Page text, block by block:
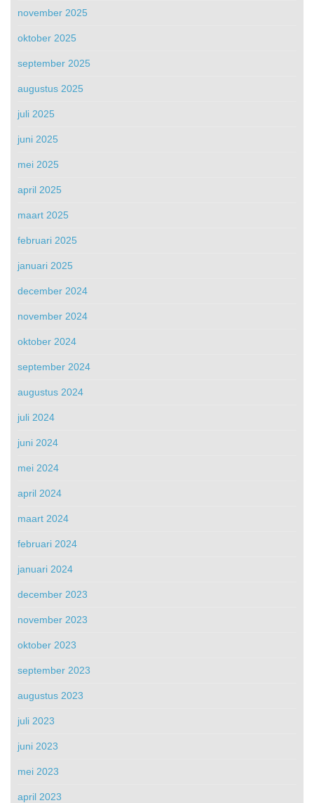
november 2025
oktober 2025
september 2025
augustus 2025
juli 2025
juni 2025
mei 2025
april 2025
maart 2025
februari 2025
januari 2025
december 2024
november 2024
oktober 2024
september 2024
augustus 2024
juli 2024
juni 2024
mei 2024
april 2024
maart 2024
februari 2024
januari 2024
december 2023
november 2023
oktober 2023
september 2023
augustus 2023
juli 2023
juni 2023
mei 2023
april 2023